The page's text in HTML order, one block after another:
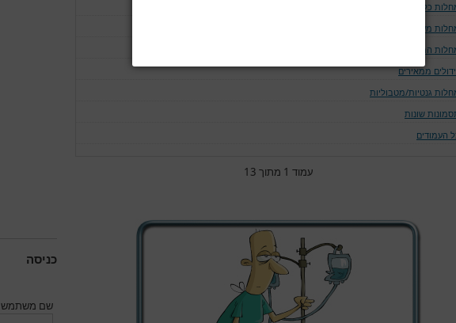
כליה ומערכת השתן
מערכת העיכול
המאטולוגיות
ממאירים
גנטיות/מטבוליות
שונות
העמודים
עמוד 1 מתוך 13
כניסה
שם משתמש